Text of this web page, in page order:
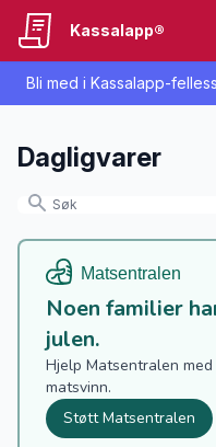
Bli med i Kassalapp-
Kassalapp®
Dagligvarer
Noen familier
julen.
Hjelp Matsentralen
matsvinn.
Støtt Matsentralen